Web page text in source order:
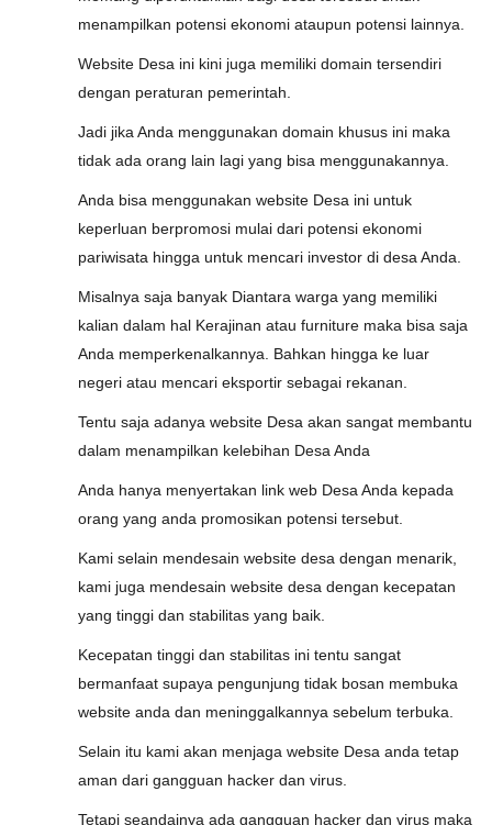
menampilkan potensi ekonomi ataupun potensi lainnya.
Website Desa ini kini juga memiliki domain tersendiri
dengan peraturan pemerintah.
Jadi jika Anda menggunakan domain khusus ini maka
tidak ada orang lain lagi yang bisa menggunakannya.
Anda bisa menggunakan website Desa ini untuk
keperluan berpromosi mulai dari potensi ekonomi
pariwisata hingga untuk mencari investor di desa Anda.
Misalnya saja banyak Diantara warga yang memiliki
kalian dalam hal Kerajinan atau furniture maka bisa saja
Anda memperkenalkannya. Bahkan hingga ke luar
negeri atau mencari eksportir sebagai rekanan.
Tentu saja adanya website Desa akan sangat membantu
dalam menampilkan kelebihan Desa Anda
Anda hanya menyertakan link web Desa Anda kepada
orang yang anda promosikan potensi tersebut.
Kami selain mendesain website desa dengan menarik,
kami juga mendesain website desa dengan kecepatan
yang tinggi dan stabilitas yang baik.
Kecepatan tinggi dan stabilitas ini tentu sangat
bermanfaat supaya pengunjung tidak bosan membuka
website anda dan meninggalkannya sebelum terbuka.
Selain itu kami akan menjaga website Desa anda tetap
aman dari gangguan hacker dan virus.
Tetapi seandainya ada gangguan hacker dan virus maka